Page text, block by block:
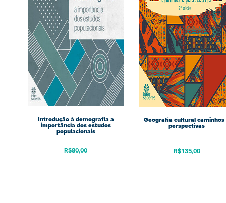
Introdução à demografia a
importância dos estudos
populacionais
R$80,00
Geografia cultural caminhos
perspectivas
R$135,00